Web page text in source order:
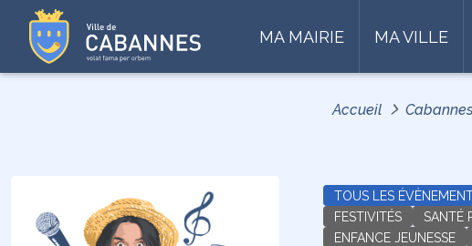
MA MAIRIE MA VILLE
Accueil
TOUS LES
FESTIVITÉS
SANTÉ
ENFANCE JEUNESSE